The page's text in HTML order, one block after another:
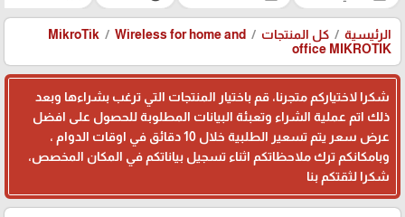
الرئيسية كل المنتجات MikroTik
Wireless for home and
office MIKROTIK
شكرا لاختياركم متجرنا، قم باختيار المنتجات التي ترغب بشراءها وبعد
ذلك اتم عملية الشراء وتعبئة البيانات المطلوبة للحصول على افضل
عرض سعر يتم تسعير الطلبية خلال 10 دقائق في اوقات الدوام ،
وبامكانكم ترك ملاحظاتكم اثناء تسجيل بياناتكم في المكان المخصص،
شكرا لثقتكم بنا